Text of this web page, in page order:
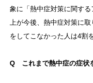
象に「熱中症対策に関す
上が今後、熱中症対策に
をしてこなかった人は4割
Q これまで熱中症の症状